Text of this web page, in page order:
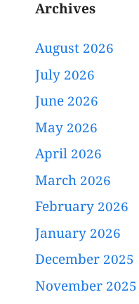
Archives
August 2026
July 2026
June 2026
May 2026
April 2026
March 2026
February 2026
January 2026
December 2025
November 2025